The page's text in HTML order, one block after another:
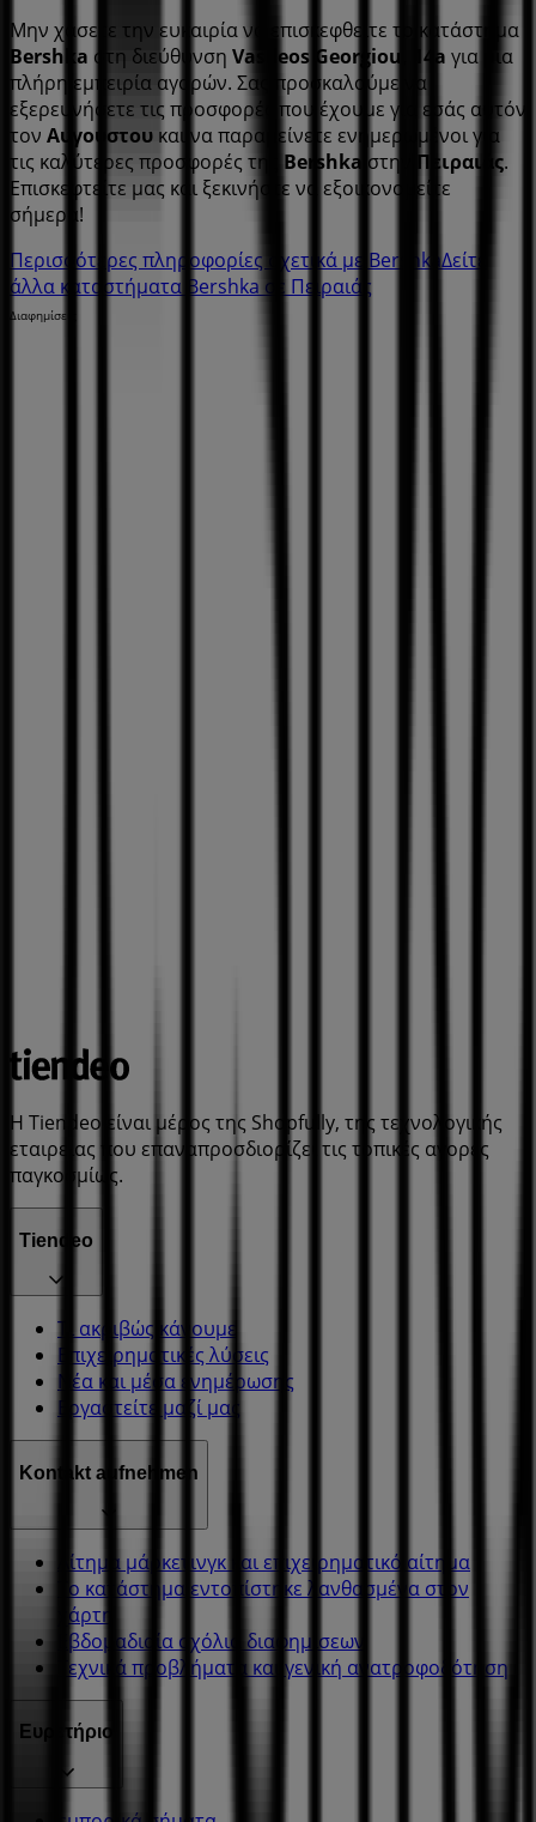
Μην χάσετε την ευκαιρία να επισκεφθείτε το κατάστημα
Bershka στη διεύθυνση Vasileos Georgiou, 14a για μια
πλήρη εμπειρία αγορών. Σας προσκαλούμε να
εξερευνήσετε τις προσφορές που έχουμε για εσάς αυτόν
τον Αυγούστου και να παραμείνετε ενημερωμένοι για
τις καλύτερες προσφορές της Bershka στην Πειραιάς.
Επισκεφτείτε μας και ξεκινήστε να εξοικονομείτε
σήμερα!
Περισσότερες πληροφορίες σχετικά με BershkaΔείτε
άλλα καταστήματα Bershka σε Πειραιάς
Διαφημίσεις
Η Tiendeo είναι μέρος της Shopfully, της τεχνολογικής
εταιρείας που επαναπροσδιορίζει τις τοπικές αγορές
παγκοσμίως.
Tiendeo
Τι ακριβώς κάνουμε
Επιχειρηματικές λύσεις
Νέα και μέσα ενημέρωσης
Εργαστείτε μαζί μας
Kontakt aufnehmen
Αίτημα μάρκετινγκ και επιχειρηματικό αίτημα
Το κατάστημα εντοπίστηκε λανθασμένα στον
χάρτη
Εβδομαδιαία σχόλια διαφημίσεων
Τεχνικά προβλήματα και γενική ανατροφοδότηση
Ευρετήριο